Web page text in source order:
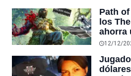
un
Path
los
ahorra
12/12/